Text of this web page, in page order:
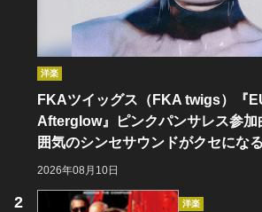
洋楽
FKAツイッグス（FKA twigs）『
Afterglow』ピンクパンサレス参加
囲気のシンセサウンドがクセになる
2026年08月10日
洋楽